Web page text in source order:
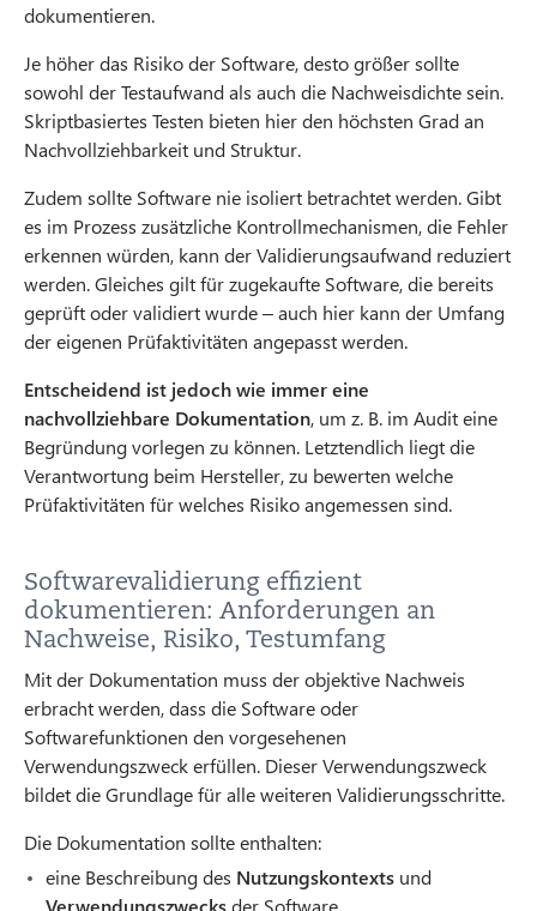
dokumentieren.
Je höher das Risiko der Software, desto größer sollte
sowohl der Testaufwand als auch die Nachweisdichte sein.
Skriptbasiertes Testen bieten hier den höchsten Grad an
Nachvollziehbarkeit und Struktur.
Zudem sollte Software nie isoliert betrachtet werden. Gibt
es im Prozess zusätzliche Kontrollmechanismen, die Fehler
erkennen würden, kann der Validierungsaufwand reduziert
werden. Gleiches gilt für zugekaufte Software, die bereits
geprüft oder validiert wurde – auch hier kann der Umfang
der eigenen Prüfaktivitäten angepasst werden.
Entscheidend ist jedoch wie immer eine
nachvollziehbare Dokumentation, um z. B. im Audit eine
Begründung vorlegen zu können. Letztendlich liegt die
Verantwortung beim Hersteller, zu bewerten welche
Prüfaktivitäten für welches Risiko angemessen sind.
Softwarevalidierung effizient
dokumentieren: Anforderungen an
Nachweise, Risiko, Testumfang
Mit der Dokumentation muss der objektive Nachweis
erbracht werden, dass die Software oder
Softwarefunktionen den vorgesehenen
Verwendungszweck erfüllen. Dieser Verwendungszweck
bildet die Grundlage für alle weiteren Validierungsschritte.
Die Dokumentation sollte enthalten:
eine Beschreibung des Nutzungskontexts und
Verwendungszwecksder Software